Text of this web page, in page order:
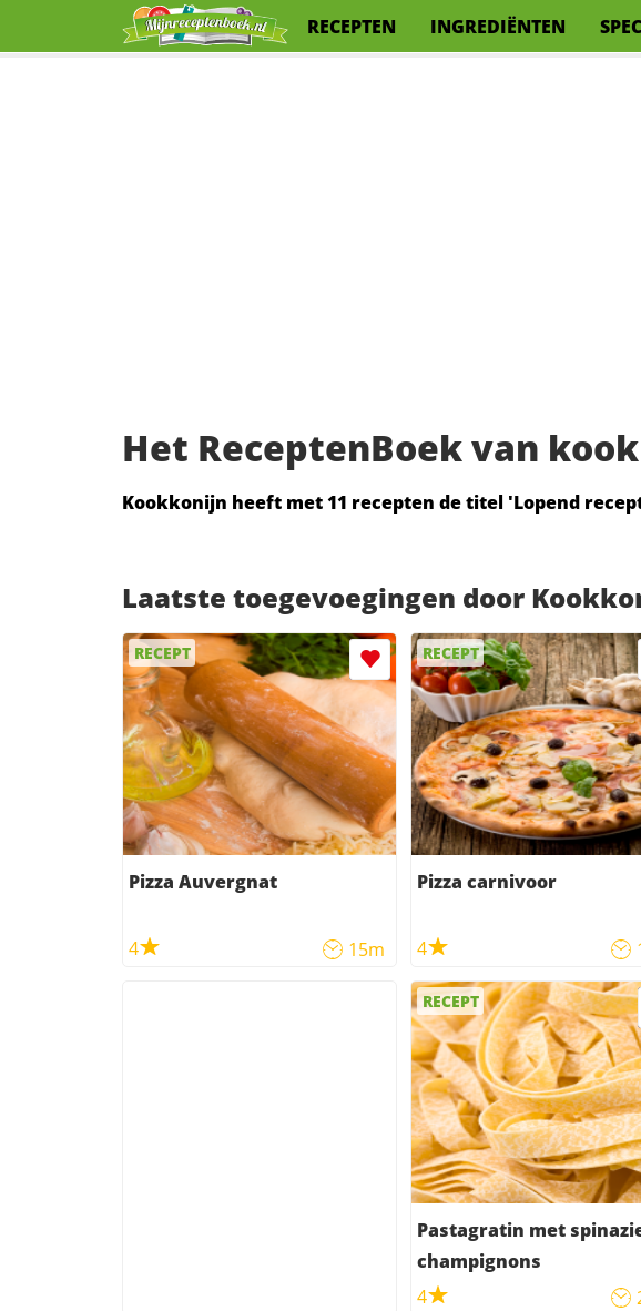
RECEPTEN INGREDIËNTEN
Het ReceptenBoek van
Kookkonijn heeft met 11 recepten de titel 'Lopend
Laatste toegevoegingen door
RECEPT
Pizza Auvergnat
4 15m
RECEPT
Pizza carnivoor
4
RECEPT
Pastagratin met
champignons
4